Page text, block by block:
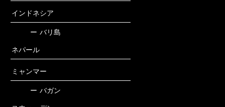
インドネシア
ー バリ島
ネパール
ミャンマー
ー バガン